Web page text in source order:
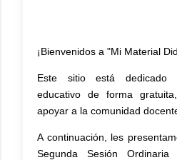
¡Bienvenidos a "Mi Material
Este sitio está dedicado
educativo de forma
apoyar a la comunidad
A continuación, les
Segunda Sesión